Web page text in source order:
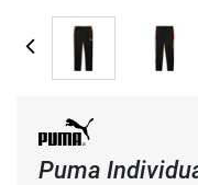
Puma